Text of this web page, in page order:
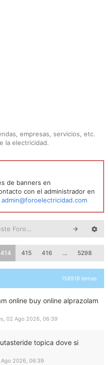
empresas, servicios, etc.
la electricidad.
de banners en
con el administrador en
admin@foroelectricidad.com
414 415 416 … 5298
158918 temas
online buy online alprazolam
, 02 Ago 2026, 06:39
topica dove si
2026, 06:39